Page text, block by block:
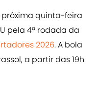
quinta-feira
pela 4ª rodada da
2026. A bola
a partir das 19h